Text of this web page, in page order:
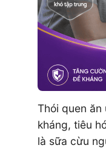
Thói quen
kháng, tiêu
là sữa cừu